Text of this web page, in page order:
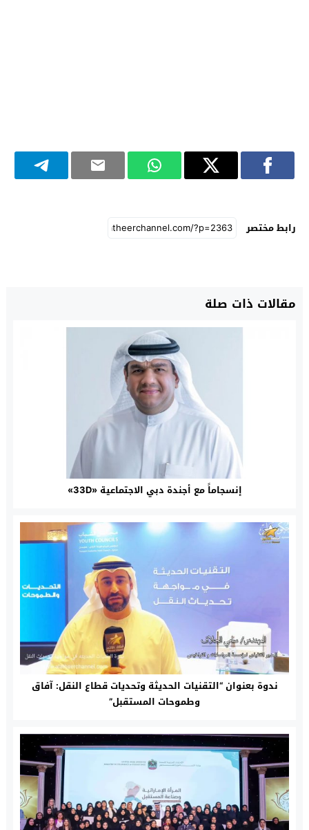
رابط مختصر
مقالات ذات صلة
إنسجاماً مع أجندة دبي الاجتماعية «33D»
ندوة بعنوان “التقنيات الحديثة وتحديات قطاع النقل: آفاق
وطموحات المستقبل”